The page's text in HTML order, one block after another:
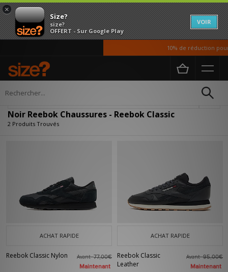
×
Size?
size?
OFFERT - Sur Google Play
VOIR
10% de réduction
Accueil Homme
Noir Reebok Chaussures - Reebok Classic
2 Produits Trouvés
ACHAT RAPIDE
Reebok Classic Nylon Avant77,00€
Maintenant
ACHAT RAPIDE
Reebok Classic
Leather
Avant95,00€
Maintenant